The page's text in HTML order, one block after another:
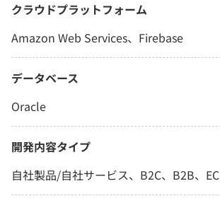
クラウドプラットフォーム
Amazon Web Services、Firebase
データベース
Oracle
開発内容タイプ
自社製品/自社サービス、B2C、B2B、EC